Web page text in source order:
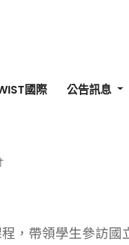
國際 公告訊息
，帶領學生參訪